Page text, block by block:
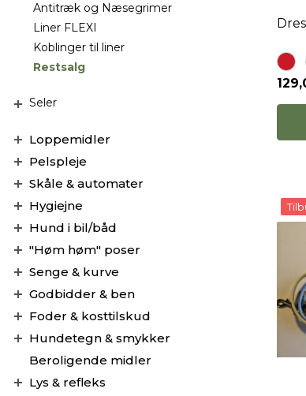
Antitræk og Næsegrimer
Liner FLEXI
Koblinger til liner
Restsalg
Seler
Loppemidler
Pelspleje
Skåle & automater
Hygiejne
Hund i bil/båd
"Høm høm" poser
Senge & kurve
Godbidder & ben
Foder & kosttilskud
Hundetegn & smykker
Beroligende midler
Lys & refleks